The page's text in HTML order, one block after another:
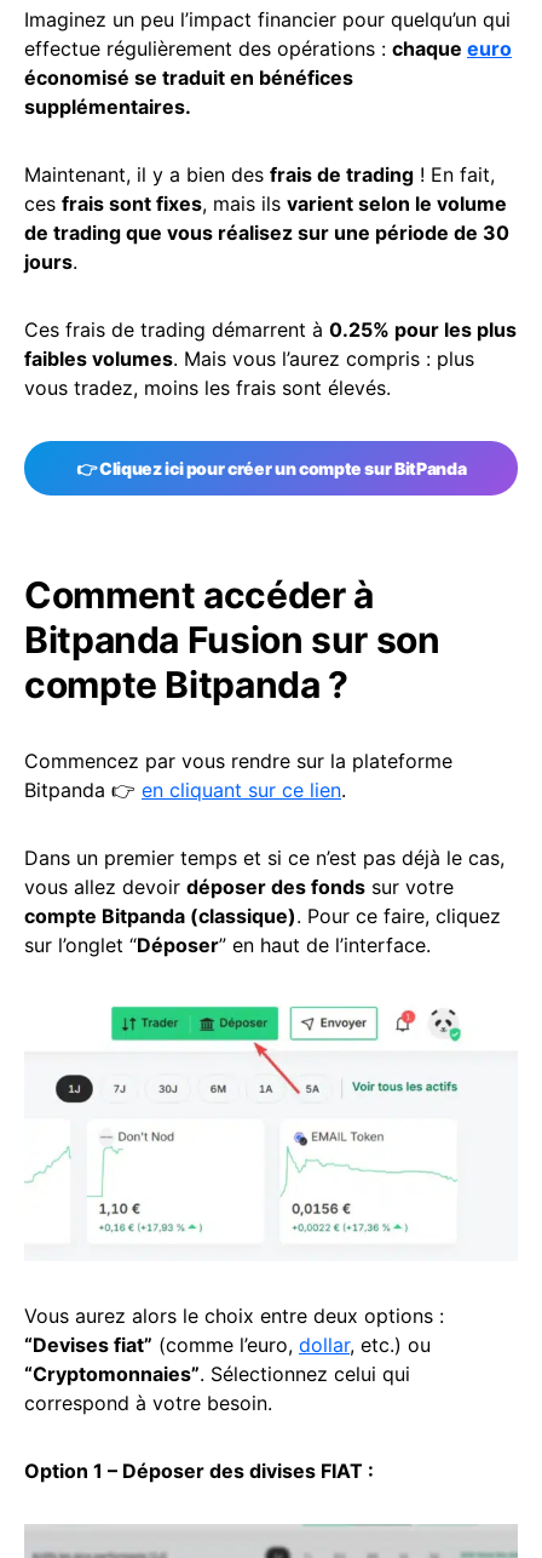
Imaginez un peu l’impact financier pour quelqu’un qui
effectue régulièrement des opérations : chaque euro
économisé se traduit en bénéfices
supplémentaires.
Maintenant, il y a bien des frais de trading ! En fait,
ces frais sont fixes, mais ils varient selon le volume
de trading que vous réalisez sur une période de 30
jours.
Ces frais de trading démarrent à 0.25% pour les plus
faibles volumes. Mais vous l’aurez compris : plus
vous tradez, moins les frais sont élevés.
👉Cliquez ici pour créer un compte sur BitPanda
Comment accéder à
Bitpanda Fusion sur son
compte Bitpanda ?
Commencez par vous rendre sur la plateforme
Bitpanda 👉 en cliquant sur ce lien.
Dans un premier temps et si ce n’est pas déjà le cas,
vous allez devoir déposer des fonds sur votre
compte Bitpanda (classique). Pour ce faire, cliquez
sur l’onglet “Déposer” en haut de l’interface.
Vous aurez alors le choix entre deux options :
“Devises fiat” (comme l’euro, dollar, etc.) ou
“Cryptomonnaies”. Sélectionnez celui qui
correspond à votre besoin.
Option 1 – Déposer des divises FIAT :